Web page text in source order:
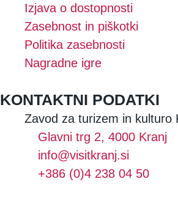
Izjava o dostopnosti
Zasebnost in piškotki
Politika zasebnosti
Nagradne igre
KONTAKTNI PODATKI
Zavod za turizem in kulturo
Glavni trg 2, 4000 Kranj
info@visitkranj.si
+386 (0)4 238 04 50